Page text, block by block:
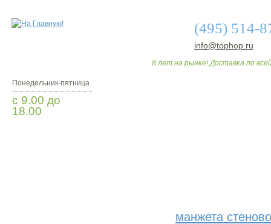
(495) 514-
info@tophop.ru
8 лет на рынке! Доставка по
Понедельник-пятница
с 9.00 до
18.00
манжета